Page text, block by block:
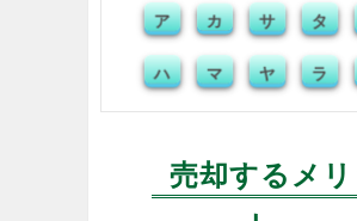
ア カ サ タ
ハ マ ヤ ラ
売却するメリ